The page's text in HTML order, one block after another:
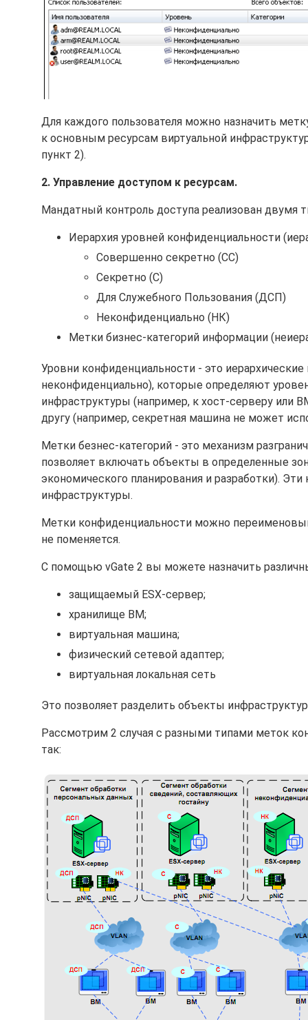
Для каждого пользователя можно назначить
к основным ресурсам виртуальной
пункт 2).
2. Управление доступом к ресурсам.
Мандатный контроль доступа реализован двумя
Иерархия уровней конфиденциальности
Совершенно секретно (СС)
Секретно (С)
Для Служебного Пользования (ДСП)
Неконфиденциально (НК)
Метки бизнес-категорий информации
Уровни конфиденциальности - это
неконфиденциально), которые определяют
инфраструктуры (например, к хост-серверу или
другу (например, секретная машина не может
Метки безнес-категорий - это механизм
позволяет включать объекты в определенные
экономического планирования и разработки).
инфраструктуры.
Метки конфиденциальности можно
не поменяется.
С помощью vGate 2 вы можете назначить
защищаемый ESX-сервер;
хранилище ВМ;
виртуальная машина;
физический сетевой адаптер;
виртуальная локальная сеть
Это позволяет разделить объекты
Рассмотрим 2 случая с разными типами меток
так: